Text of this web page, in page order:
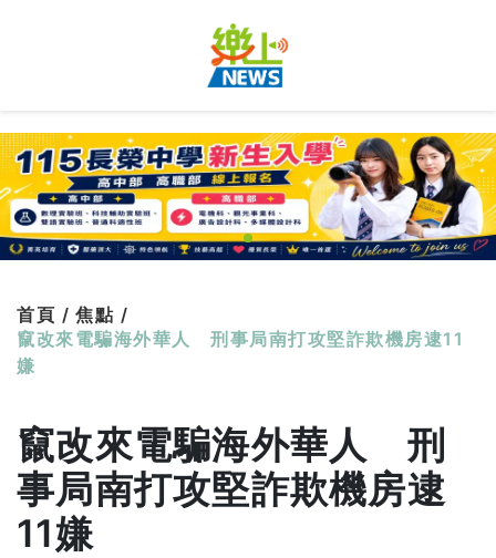
首頁 / 焦點 /
竄改來電騙海外華人 刑事局南打攻堅詐欺機房逮11
嫌
竄改來電騙海外華人 刑
事局南打攻堅詐欺機房逮
11嫌